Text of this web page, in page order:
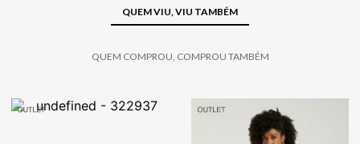
QUEM VIU, VIU TAMBÉM
QUEM COMPROU, COMPROU TAMBÉM